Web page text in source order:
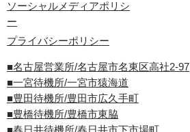
ソーシャルメディアポリシ
ー
プライバシーポリシー
■名古屋営業所/名古屋市名東区高社2-97
■一宮待機所/一宮市猿海道
■豊田待機所/豊田市広久手町
■豊橋待機所/豊橋市東脇